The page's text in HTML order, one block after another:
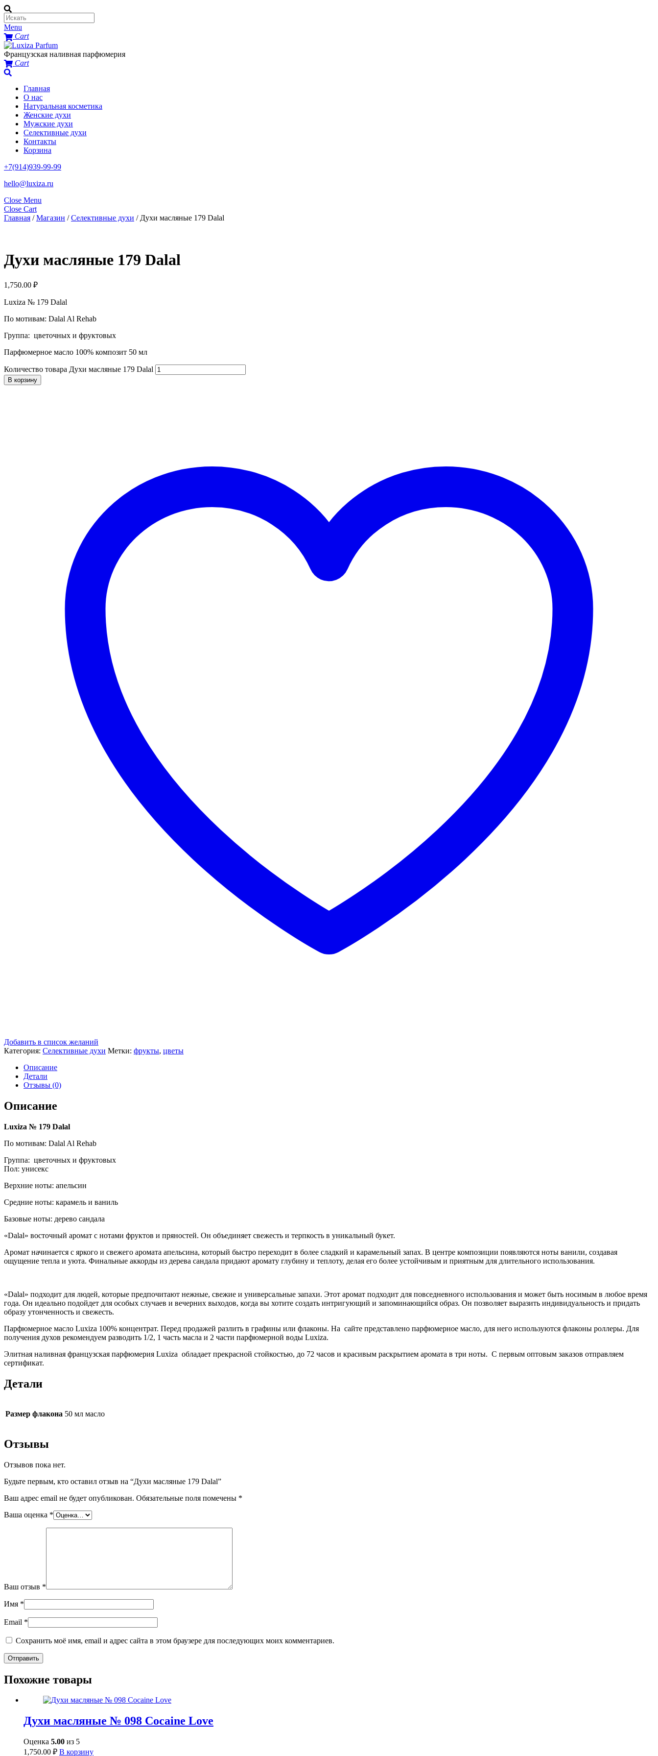
Menu
Cart
Французская наливная парфюмерия
Cart
Главная
О нас
Натуральная косметика
Женские духи
Мужские духи
Селективные духи
Контакты
Корзина
+7(914)939-99-99
hello@luxiza.ru
Close Menu
Close Cart
Главная /Магазин /Селективные духи / Духи масляные 179 Dalal
Духи масляные 179 Dalal
1,750.00 ₽
Luxiza № 179 Dalal
По мотивам: Dalal Al Rehab
Группа: цветочных и фруктовых
Парфюмерное масло 100% композит 50 мл
Количество товара Духи масляные 179 Dalal
В корзину
Добавить в список желаний
Категория: Селективные духи Метки: фрукты, цветы
Описание
Детали
Отзывы (0)
Описание
Luxiza № 179 Dalal
По мотивам: Dalal Al Rehab
Группа: цветочных и фруктовых
Пол: унисекс
Верхние ноты: апельсин
Средние ноты: карамель и ваниль
Базовые ноты: дерево сандала
«Dalal» восточный аромат с нотами фруктов и пряностей. Он объединяет свежесть и терпкость в уникальный букет.
Аромат начинается с яркого и свежего аромата апельсина, который быстро переходит в более сладкий и карамельный запах. В центре композиции появляются ноты ванили, создавая
ощущение тепла и уюта. Финальные аккорды из дерева сандала придают аромату глубину и теплоту, делая его более устойчивым и приятным для длительного использования.
«Dalal» подходит для людей, которые предпочитают нежные, свежие и универсальные запахи. Этот аромат подходит для повседневного использования и может быть носимым в любое время
года. Он идеально подойдет для особых случаев и вечерних выходов, когда вы хотите создать интригующий и запоминающийся образ. Он позволяет выразить индивидуальность и придать
образу утонченность и свежесть.
Парфюмерное масло Luxiza 100% концентрат. Перед продажей разлить в графины или флаконы. На сайте представлено парфюмерное масло, для него используются флаконы роллеры. Для
получения духов рекомендуем разводить 1/2, 1 часть масла и 2 части парфюмерной воды Luxiza.
Элитная наливная французская парфюмерия Luxiza обладает прекрасной стойкостью, до 72 часов и красивым раскрытием аромата в три ноты. С первым оптовым заказов отправляем
сертификат.
Детали
Размер флакона 50 мл масло
Отзывы
Отзывов пока нет.
Будьте первым, кто оставил отзыв на “Духи масляные 179 Dalal”
Ваш адрес email не будет опубликован. Обязательные поля помечены *
Ваша оценка *
Ваш отзыв *
Имя *
Email *
Сохранить моё имя, email и адрес сайта в этом браузере для последующих моих комментариев.
Похожие товары
Духи масляные № 098 Cocaine Love
Оценка 5.00 из 5
1,750.00 ₽ В корзину